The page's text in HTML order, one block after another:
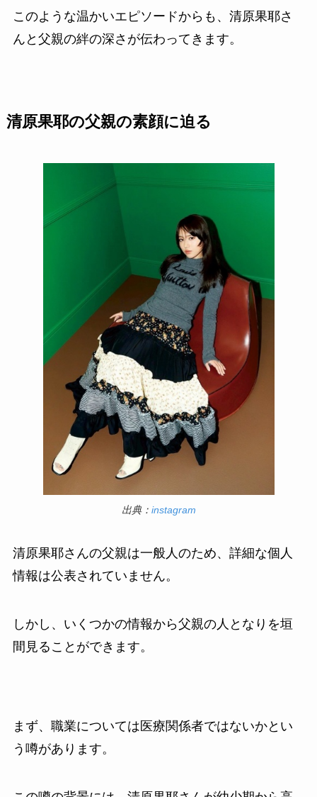
このような温かいエピソードからも、清原果耶さ
んと父親の絆の深さが伝わってきます。
清原果耶の父親の素顔に迫る
出典： instagram
清原果耶さんの父親は一般人のため、詳細な個人
情報は公表されていません。
しかし、いくつかの情報から父親の人となりを垣
間見ることができます。
まず、職業については医療関係者ではないかとい
う噂があります。